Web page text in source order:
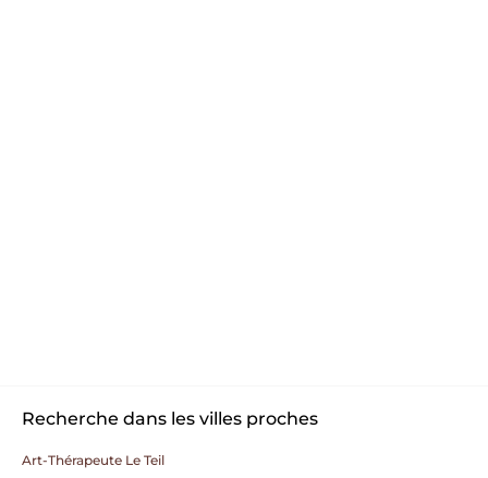
Recherche dans les villes proches
Art-Thérapeute Le Teil